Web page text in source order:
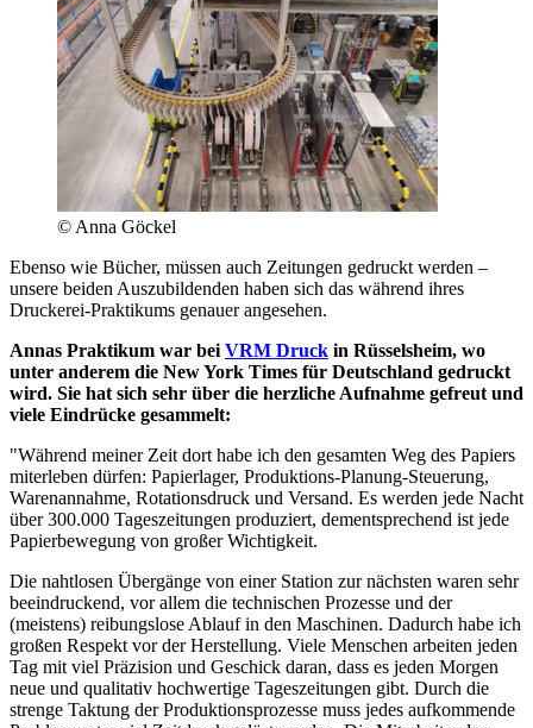
© Anna Göckel
Ebenso wie Bücher, müssen auch Zeitungen gedruckt werden –
unsere beiden Auszubildenden haben sich das während ihres
Druckerei-Praktikums genauer angesehen.
Annas Praktikum war bei VRM Druck in Rüsselsheim, wo
unter anderem die New York Times für Deutschland gedruckt
wird. Sie hat sich sehr über die herzliche Aufnahme gefreut und
viele Eindrücke gesammelt:
"Während meiner Zeit dort habe ich den gesamten Weg des Papiers
miterleben dürfen: Papierlager, Produktions-Planung-Steuerung,
Warenannahme, Rotationsdruck und Versand. Es werden jede Nacht
über 300.000 Tageszeitungen produziert, dementsprechend ist jede
Papierbewegung von großer Wichtigkeit.
Die nahtlosen Übergänge von einer Station zur nächsten waren sehr
beeindruckend, vor allem die technischen Prozesse und der
(meistens) reibungslose Ablauf in den Maschinen. Dadurch habe ich
großen Respekt vor der Herstellung. Viele Menschen arbeiten jeden
Tag mit viel Präzision und Geschick daran, dass es jeden Morgen
neue und qualitativ hochwertige Tageszeitungen gibt. Durch die
strenge Taktung der Produktionsprozesse muss jedes aufkommende